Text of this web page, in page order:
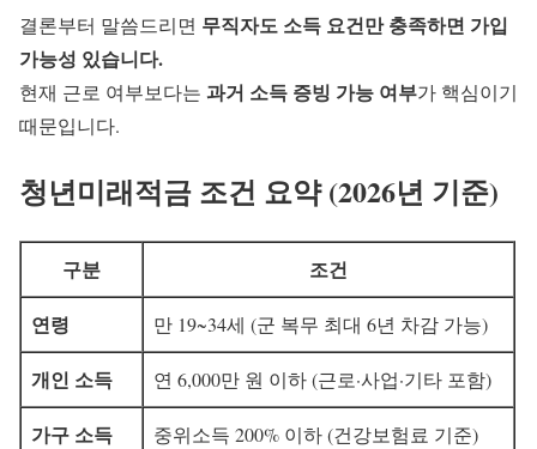
결론부터 말씀드리면 무직자도 소득 요건만 충족하면 가입
가능성 있습니다.
현재 근로 여부보다는 과거 소득 증빙 가능 여부가 핵심이기
때문입니다.
청년미래적금 조건 요약 (2026년 기준)
구분
조건
연령
만 19~34세 (군 복무 최대 6년 차감 가능)
개인 소득 연 6,000만 원 이하 (근로·사업·기타 포함)
가구 소득 중위소득 200% 이하 (건강보험료 기준)